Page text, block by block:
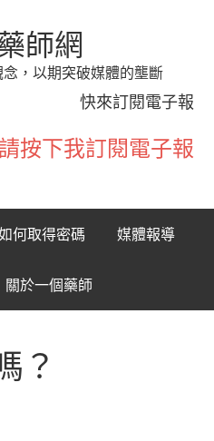
師網
，以期突破媒體的壟斷
快來訂閱電子報
請按下我訂閱電子報
何取得密碼 媒體報導
關於一個藥師
？